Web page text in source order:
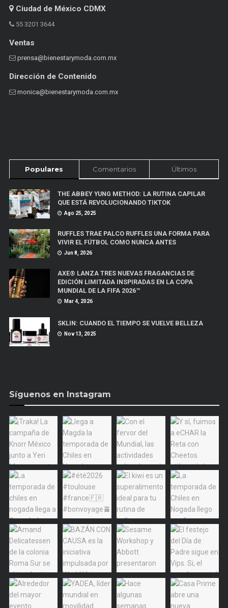
Ciudad de México CDMX
55 3201 3644
Ventas
prensa@bienestarymoda.com.mx
Dirección de Contenido
monica@bienestarymoda.com.mx
Populares Comentarios Últimos
THE ABBEY YUNG METHOD: LA RUTINA CAPILAR
QUE ESTÁ REVOLUCIONANDO TIKTOK
Ago 25, 2025
RUFFLES TRAE PALCO RUFFLES UNA FORMA PARA
VIVIR EL FÚTBOL COMO NUNCA ANTES
Jun 8, 2026
AXE® LANZA TRES NUEVAS FRAGANCIAS DE
EDICIÓN LIMITADA INSPIRADAS EN LA COPA
MUNDIAL DE LA FIFA 2026™
Mar 4, 2026
SKLIN: CUANDO EL TIEMPO SE VUELVE BELLEZA
Nov 13, 2025
Síguenos en Instagram